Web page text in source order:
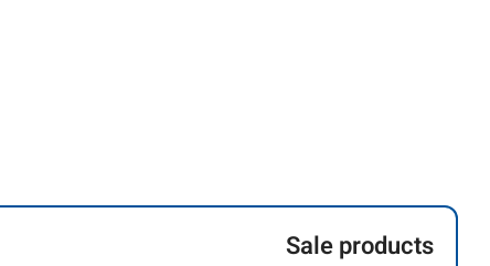
Sale products